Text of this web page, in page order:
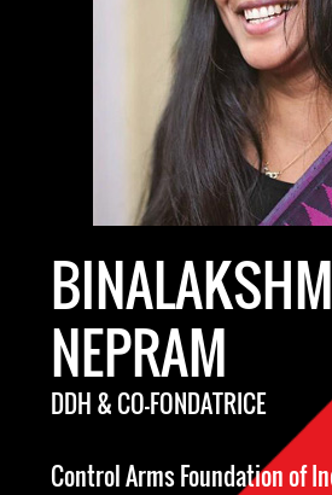
NEPRAM
DDH & CO-FONDATRICE
Control Arms Foundation of